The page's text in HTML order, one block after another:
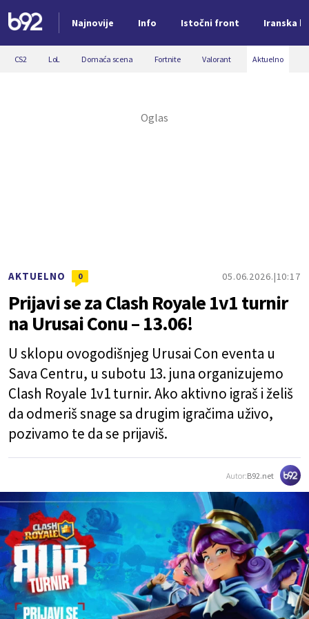
Najnovije Info Istočni front Iranska
Nova vest
CS2 LoL Domaća scena Fortnite Valorant Aktuelno
AKTUELNO 0 05.06.2026. 10:17
Prijavi se za Clash Royale 1v1 turnir
na Urusai Conu – 13.06!
U sklopu ovogodišnjeg Urusai Con eventa u
Sava Centru, u subotu 13. juna organizujemo
Clash Royale 1v1 turnir. Ako aktivno igraš i želiš
da odmeriš snage sa drugim igračima uživo,
pozivamo te da se prijaviš.
Autor:B92.net